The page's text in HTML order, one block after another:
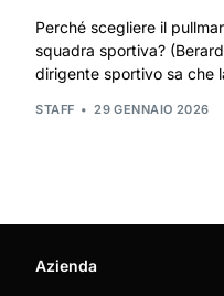
Perché scegliere il
squadra sportiva?
dirigente sportivo sa che
STAFF 29 GENNAIO 2026
Azienda